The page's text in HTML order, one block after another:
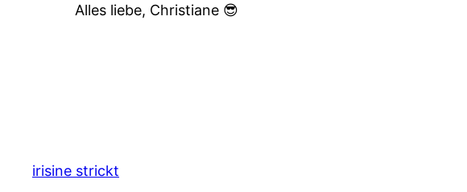
Alles liebe, Christiane 😎
irisine strickt